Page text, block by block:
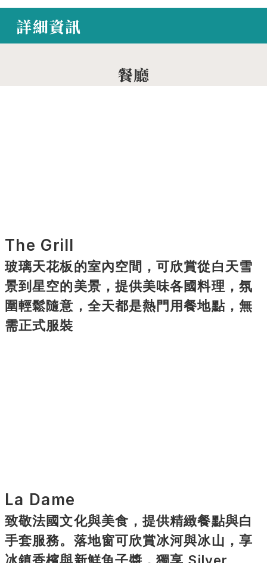
詳細資訊
餐廳
The Grill
玻璃天花板的室內空間，可欣賞從白天雪
景到星空的美景，提供美味各國料理，氛
圍輕鬆隨意，全天都是熱門用餐地點，無
需正式服裝
La Dame
致敬法國文化與美食，提供精緻餐點與白
手套服務。落地窗可欣賞冰河與冰山，享